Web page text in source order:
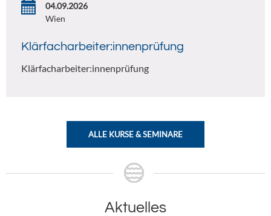
04.09.2026
Wien
Klärfacharbeiter:innenprüfung
Klärfacharbeiter:innenprüfung
ALLE KURSE & SEMINARE
Aktuelles